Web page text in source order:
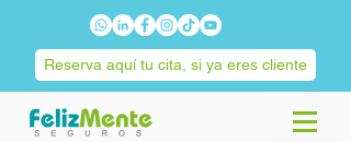
Reserva aquí tu cita, si ya eres cliente